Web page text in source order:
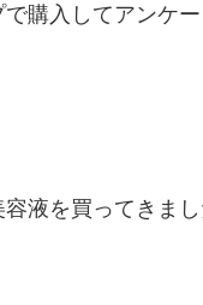
購入してアンケ
液を買ってきまし